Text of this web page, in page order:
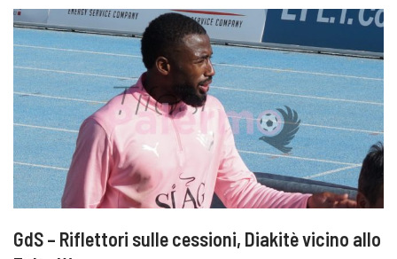
GdS – Riflettori sulle cessioni, Diakitè vicino allo